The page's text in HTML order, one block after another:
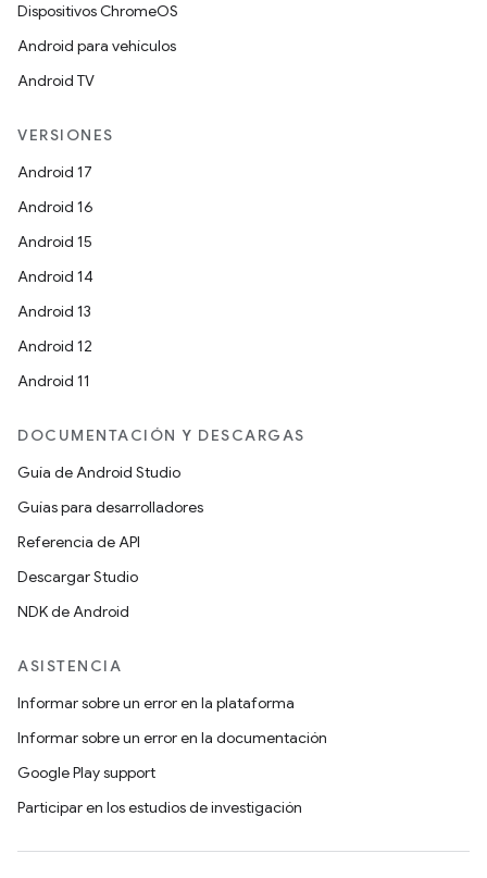
Dispositivos ChromeOS
Android para vehículos
Android TV
VERSIONES
Android 17
Android 16
Android 15
Android 14
Android 13
Android 12
Android 11
DOCUMENTACIÓN Y DESCARGAS
Guía de Android Studio
Guías para desarrolladores
Referencia de API
Descargar Studio
NDK de Android
ASISTENCIA
Informar sobre un error en la plataforma
Informar sobre un error en la documentación
Google Play support
Participar en los estudios de investigación